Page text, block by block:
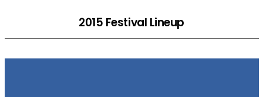
2015 Festival Lineup